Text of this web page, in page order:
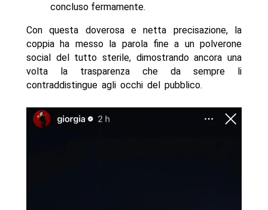
concluso fermamente.
Con questa doverosa e netta precisazione, la
coppia ha messo la parola fine a un polverone
social del tutto sterile, dimostrando ancora una
volta la trasparenza che da sempre li
contraddistingue agli occhi del pubblico.